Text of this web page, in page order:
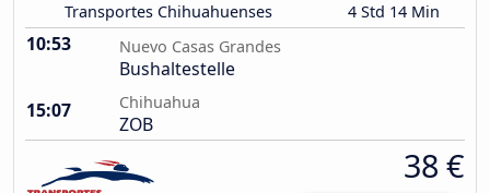
Transportes Chihuahuenses 4 Std 14 Min
10:53 Nuevo Casas Grandes
Bushaltestelle
15:07
Chihuahua
ZOB
38 €